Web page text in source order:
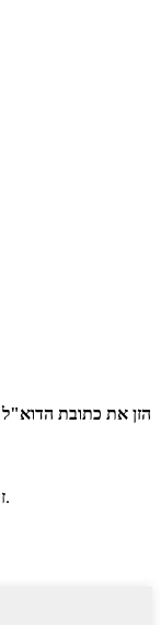
הזן את כתובת
© זכויות יוצרים - 2010-2023 : כל הזכויות שמורות.